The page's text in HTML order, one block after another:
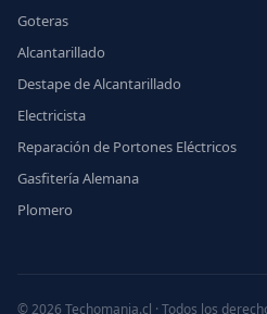
Goteras
Alcantarillado
Destape de Alcantarillado
Electricista
Reparación de Portones Eléctricos
Gasfitería Alemana
Plomero
© 2026 Techomania.cl · Todos los